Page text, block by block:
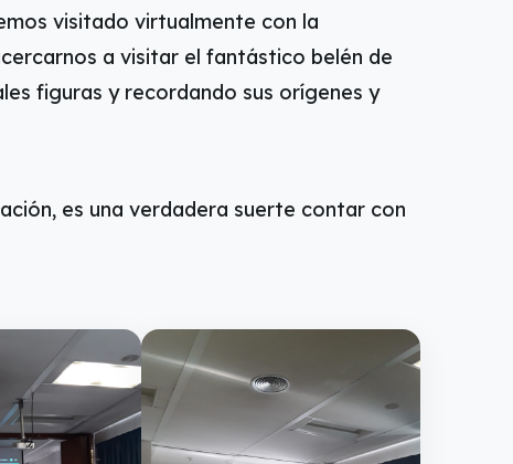
visitado virtualmente con la
a visitar el fantástico belén de
figuras y recordando sus orígenes y
es una verdadera suerte contar con